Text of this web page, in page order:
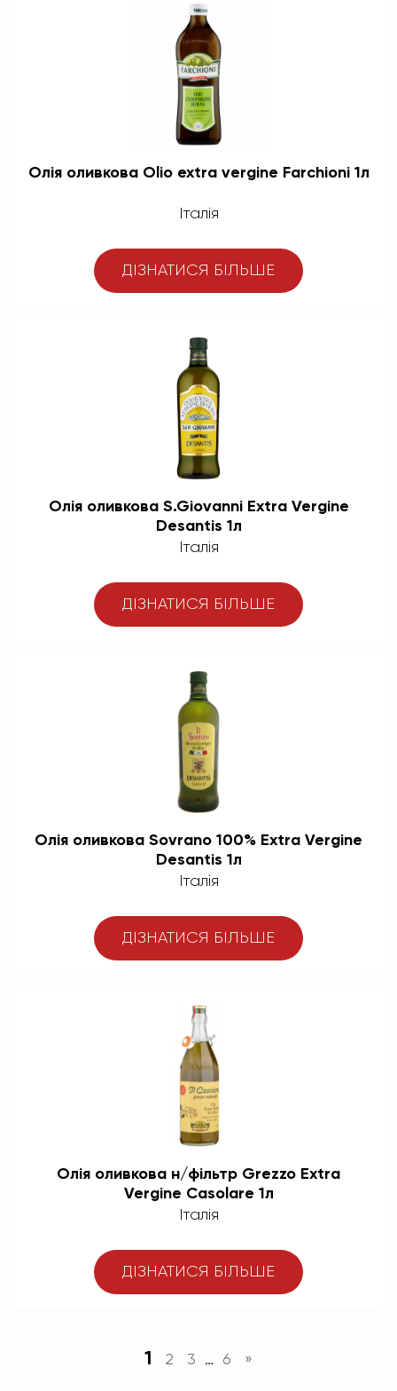
Олія оливкова Olio extra vergine Farchioni 1л
Італія
ДІЗНАТИСЯ БІЛЬШЕ
Олія оливкова S.Giovanni Extra Vergine
Desantis 1л
Італія
ДІЗНАТИСЯ БІЛЬШЕ
Олія оливкова Sovrano 100% Extra Vergine
Desantis 1л
Італія
ДІЗНАТИСЯ БІЛЬШЕ
Олія оливкова н/фільтр Grezzo Extra
Vergine Casolare 1л
Італія
ДІЗНАТИСЯ БІЛЬШЕ
1 2 3 … 6 »